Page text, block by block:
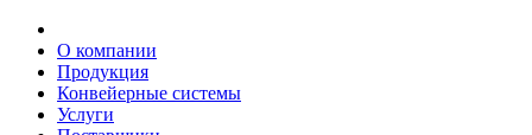
О компании
Продукция
Конвейерные системы
Услуги